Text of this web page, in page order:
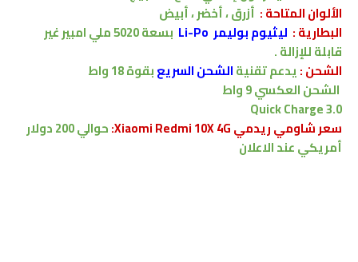
الألوان المتاحة : أزرق ، أخضر ، أبيض
البطارية: ليثيوم بوليمر Li-Po بسعة5020ملي امبيرغير
قابلة للإزالة .
الشحن:يدعمتقنيةالشحن السريعبقوة 18 واط
الشحن العكسي 9 واط
Quick Charge 3.0
سعر شاوميريدمي Xiaomi Redmi 10X 4G :
حوالي 200 دولار
أمريكيعند الاعلان